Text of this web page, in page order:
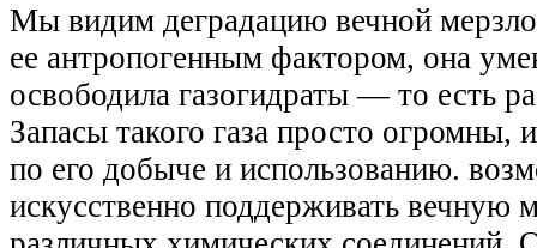
Мы видим деградацию вечной
ее антропогенным фактором, она
освободила газогидраты — то есть
Запасы такого газа просто огромны,
по его добыче и использованию.
искусственно поддерживать вечную